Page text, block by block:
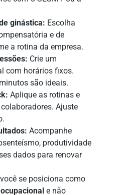
ginástica: Escolha
e de
a rotina da empresa.
Crie um
com horários fixos.
são ideais.
Aplique as rotinas e
Ajuste
Acompanhe
produtividade
dados para renovar
se posiciona como
e não